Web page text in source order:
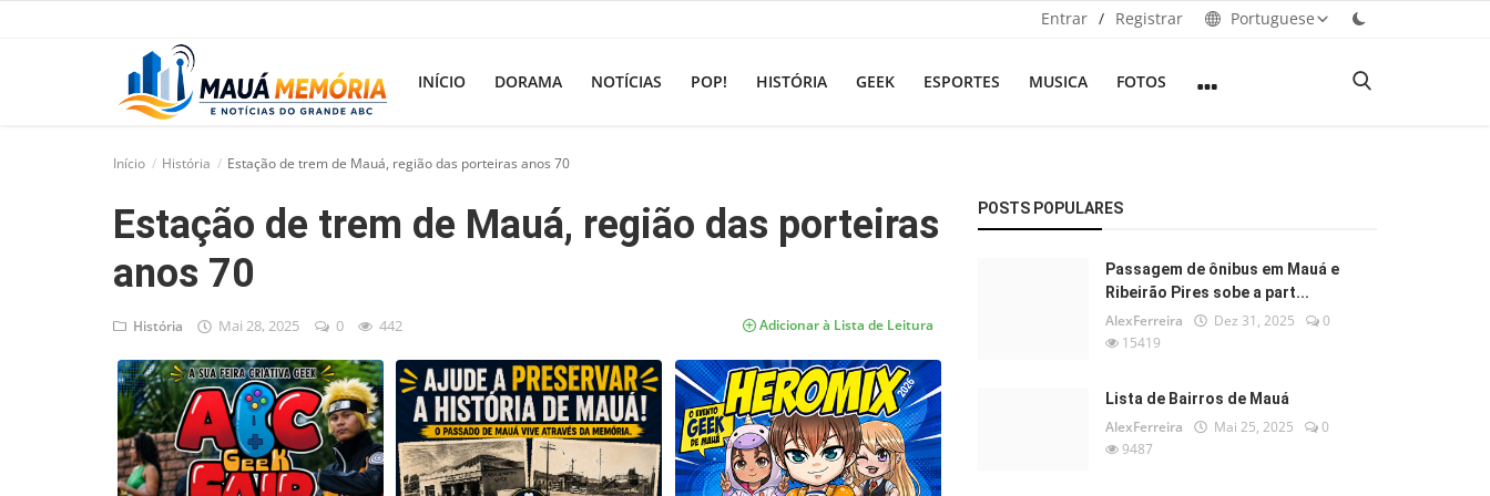
Entrar / Registrar Portuguese
INÍCIO DORAMA NOTÍCIAS POP! HISTÓRIA GEEK ESPORTES MUSICA FOTOS
Início História Estação de trem de Mauá, região das porteiras anos 70
Estação de trem de Mauá, região das porteiras
anos 70
História Mai 28, 2025 0 442 Adicionar à Lista de Leitura
POSTS POPULARES
Passagem de ônibus em Mauá e
Ribeirão Pires sobe a part...
AlexFerreira Dez 31, 2025
0
15419
Lista de Bairros de Mauá
AlexFerreira Mai 25, 2025
0
9487